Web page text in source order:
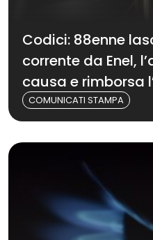
Codici: 88enne
corrente da Enel,
causa e rimborsa
COMUNICATI STAMPA